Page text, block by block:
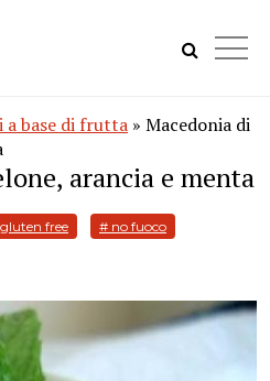
a base di frutta » Macedonia di
arancia e menta
free # no fuoco